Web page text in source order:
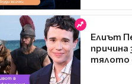
Елиът
тялото